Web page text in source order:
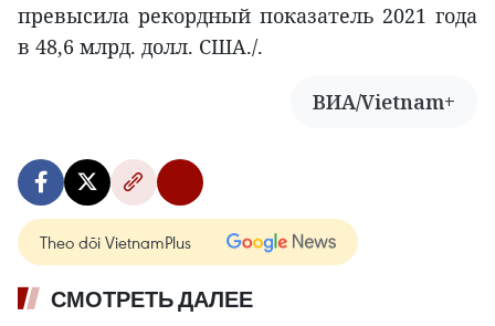
превысила рекордный показатель 2021 года
в 48,6 млрд. долл. США./.
ВИА/Vietnam+
Theo dõi VietnamPlus
СМОТРЕТЬ ДАЛЕЕ